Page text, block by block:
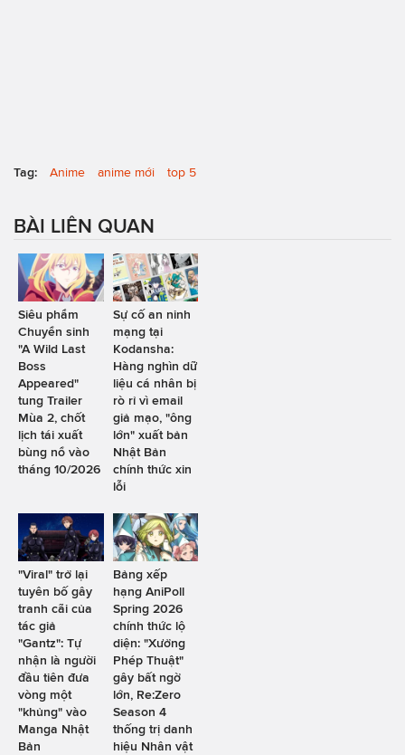
Tag: Anime anime mới top 5
BÀI LIÊN QUAN
Siêu phẩm
Chuyển sinh
"A Wild Last
Boss
Appeared"
tung Trailer
Mùa 2, chốt
lịch tái xuất
bùng nổ vào
tháng 10/2026
Sự cố an ninh
mạng tại
Kodansha:
Hàng nghìn dữ
liệu cá nhân bị
rò rỉ vì email
giả mạo, "ông
lớn" xuất bản
Nhật Bản
chính thức xin
lỗi
"Viral" trở lại
tuyên bố gây
tranh cãi của
tác giả
"Gantz": Tự
nhận là người
đầu tiên đưa
vòng một
"khủng" vào
Manga Nhật
Bản
Bảng xếp
hạng AniPoll
Spring 2026
chính thức lộ
diện: "Xưởng
Phép Thuật"
gây bất ngờ
lớn, Re:Zero
Season 4
thống trị danh
hiệu Nhân vật